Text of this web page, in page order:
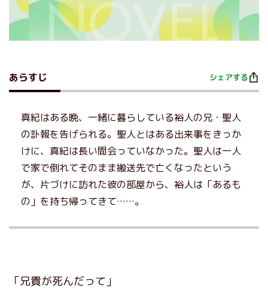
あらすじ シェアする
真紀はある晩、一緒に暮らしている裕人の兄・聖人
の訃報を告げられる。聖人とはある出来事をきっか
けに、真紀は長い間会っていなかった。聖人は一人
で家で倒れてそのまま搬送先で亡くなったという
が、片づけに訪れた彼の部屋から、裕人は「あるも
の」を持ち帰ってきて……。
「兄貴が死んだって」